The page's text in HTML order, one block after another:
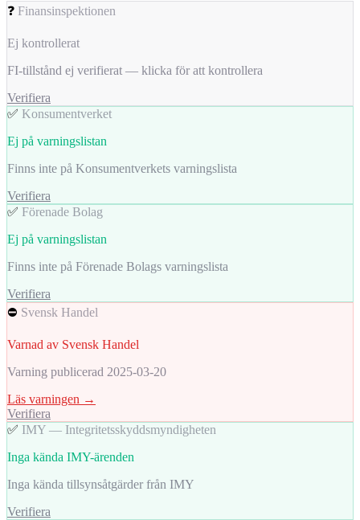
❓ Finansinspektionen
Ej kontrollerat
FI-tillstånd ej verifierat — klicka för att kontrollera
Verifiera
✅ Konsumentverket
Ej på varningslistan
Finns inte på Konsumentverkets varningslista
Verifiera
✅ Förenade Bolag
Ej på varningslistan
Finns inte på Förenade Bolags varningslista
Verifiera
⛔ Svensk Handel
Varnad av Svensk Handel
Varning publicerad 2025-03-20
Läs varningen →
Verifiera
✅ IMY — Integritetsskyddsmyndigheten
Inga kända IMY-ärenden
Inga kända tillsynsåtgärder från IMY
Verifiera